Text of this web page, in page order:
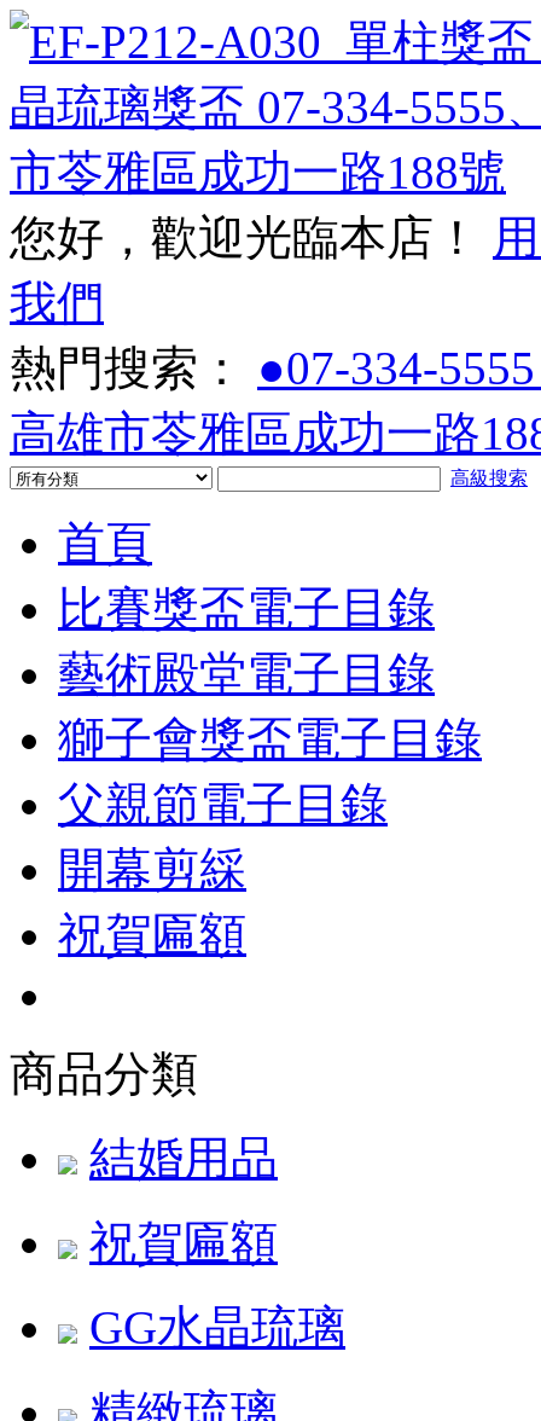
您好，歡迎光臨本店！
我們
熱門搜索： ●07-334-
高雄市苓雅區成功一路
高級搜索
首頁
比賽獎盃電子目錄
藝術殿堂電子目錄
獅子會獎盃電子目錄
父親節電子目錄
開幕剪綵
祝賀匾額
商品分類
結婚用品
祝賀匾額
GG水晶琉璃